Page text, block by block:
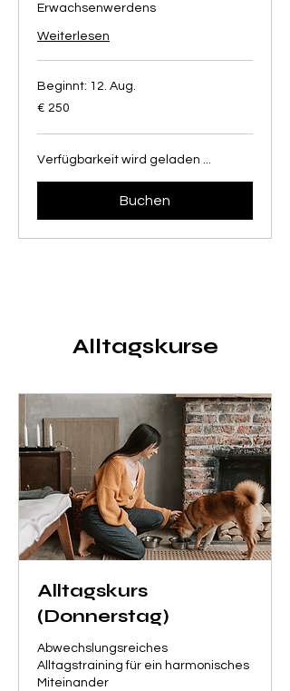
Erwachsenwerdens
Weiterlesen
Beginnt: 12. Aug.
250
Euro
€ 250
Verfügbarkeit wird geladen ...
Buchen
Alltagskurse
Alltagskurs
(Donnerstag)
Abwechslungsreiches
Alltagstraining für ein harmonisches
Miteinander